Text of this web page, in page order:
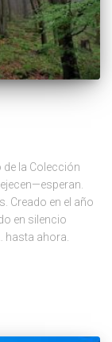
de la Colección
Creado en el año
en silencio
hasta ahora.